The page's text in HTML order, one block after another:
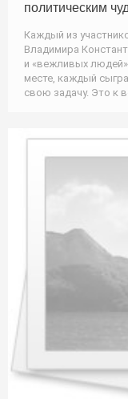
политическим
Каждый из
Владимира
и «вежливых
месте, каждый
свою задачу. Это к